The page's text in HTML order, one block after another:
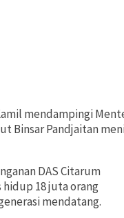
mendampingi
Binsar Pandjaitan
DAS Citarum
18 juta orang
mendatang.